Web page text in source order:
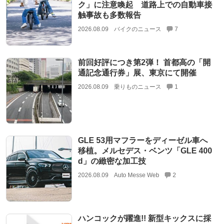
ク」に注意喚起 道路上での自動車接
触事故も多数報告
2026.08.09 バイクのニュース 7
前回好評につき第2弾！ 首都高の「開
通記念通行券」展、東京にて開催
2026.08.09 乗りものニュース 1
GLE 53用マフラーをディーゼル車へ
移植。メルセデス・ベンツ「GLE 400
d」の緻密な加工技
2026.08.09 Auto Messe Web 2
ハンコックが躍進!! 新型キックスに採